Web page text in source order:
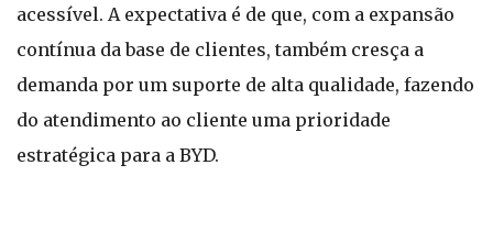
acessível. A expectativa é de que, com a expansão
contínua da base de clientes, também cresça a
demanda por um suporte de alta qualidade, fazendo
do atendimento ao cliente uma prioridade
estratégica para a BYD.